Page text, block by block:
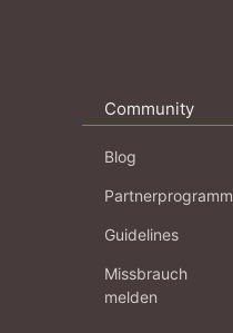
Community
Blog
Partnerprogramm
Guidelines
Missbrauch
melden